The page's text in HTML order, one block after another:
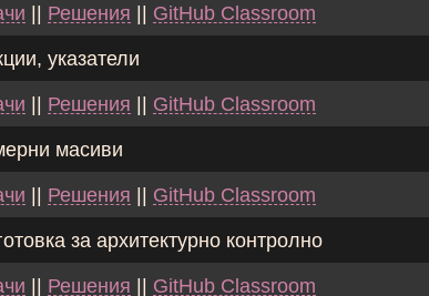
|| Решения || GitHub Classroom
указатели
|| Решения || GitHub Classroom
масиви
|| Решения || GitHub Classroom
за архитектурно контролно
|| Решения || GitHub Classroom